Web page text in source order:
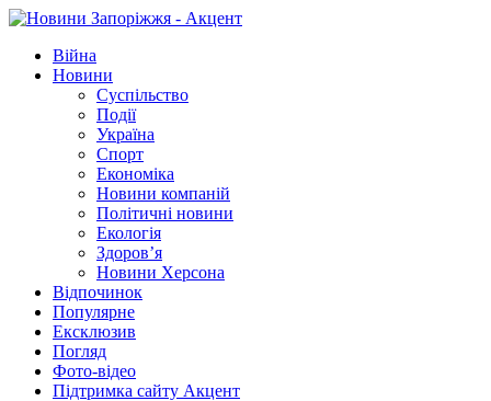
Війна
Новини
Суспільство
Події
Україна
Спорт
Економіка
Новини компаній
Політичні новини
Екологія
Здоров’я
Новини Херсона
Відпочинок
Популярне
Ексклюзив
Погляд
Фото-відео
Підтримка сайту Акцент